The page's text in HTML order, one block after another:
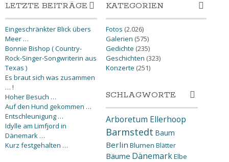
LETZTE BEITRÄGE
Eingeschränkter Blick übers
Meer …
Bonnie Bishop ( Country-
Rock-Singer-Songwriterin aus
Texas )
Es braut sich was zusammen
… !
Hoher Besuch …
Auf den Hund gekommen …
Entschleunigung …
Idylle am Limfjord in
Dänemark …
Kurz festgehalten …
KATEGORIEN
Fotos (2.026)
Galerien (575)
Gedichte (235)
Geschichten (323)
Konzerte (251)
SCHLAGWORTE
Arboretum Ellerhoop
Barmstedt Baum
Berlin Blumen Blätter
Bäume DänemarkElbe